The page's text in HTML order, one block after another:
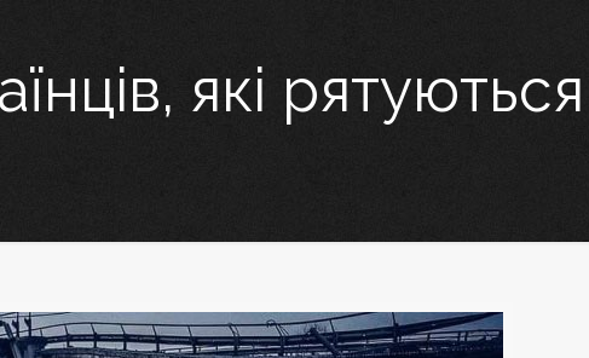
які рятуються